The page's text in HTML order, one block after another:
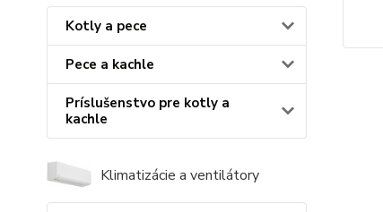
Kotly a pece
Pece a kachle
Príslušenstvo pre kotly a
kachle
Klimatizácie a ventilátory